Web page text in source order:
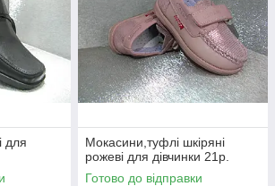
для
Мокасини,туфлі шкіряні
рожеві для дівчинки 21р.
Готово до відправки